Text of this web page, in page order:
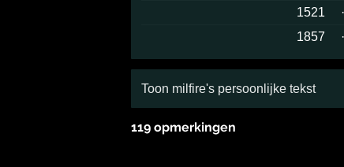
1521
·
1857
·
Toon milfire's persoonlijke tekst
119 opmerkingen